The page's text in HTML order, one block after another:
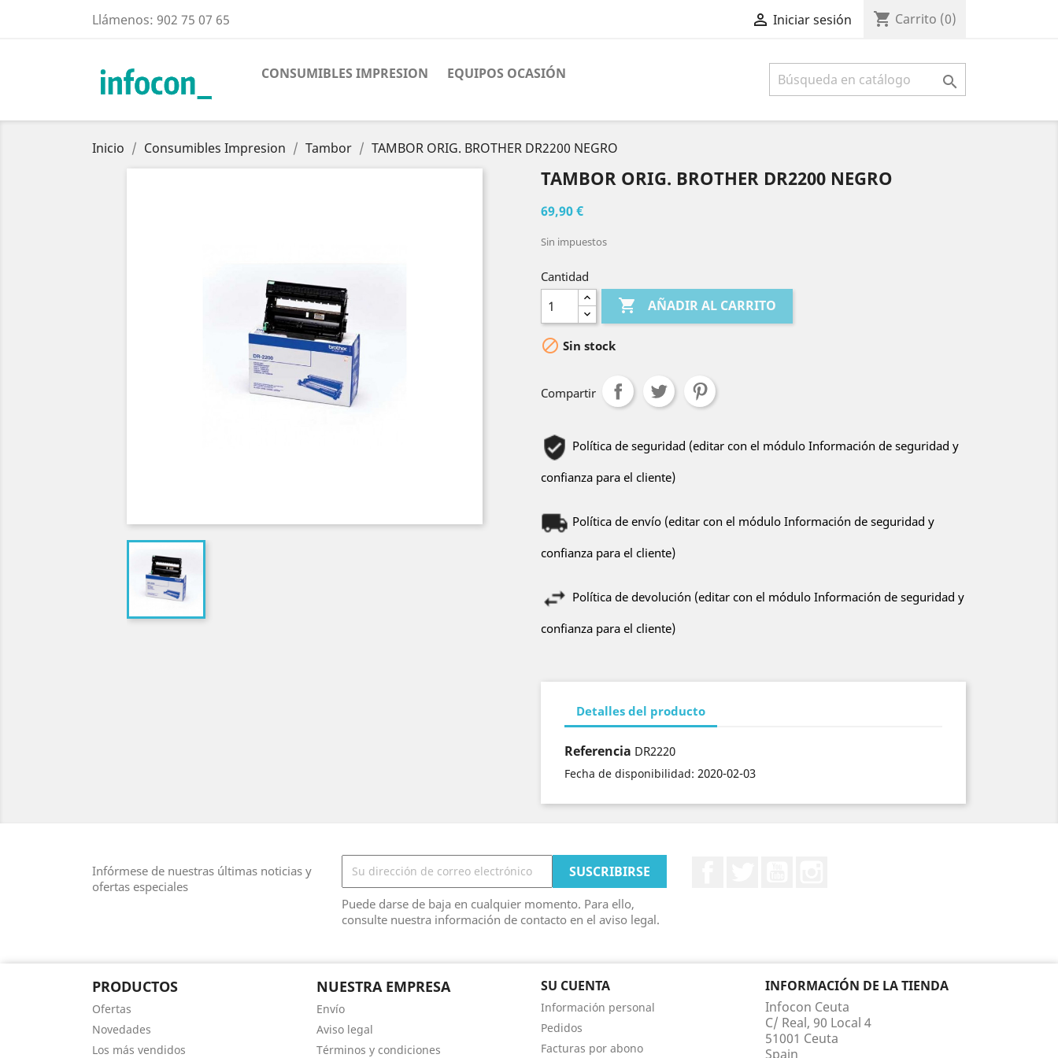
Llámenos: 902 75 07 65  Iniciar sesión shopping_cart Carrito (0)
CONSUMIBLES IMPRESION EQUIPOS OCASIÓN 
Inicio Consumibles Impresion Tambor TAMBOR ORIG. BROTHER DR2200 NEGRO
TAMBOR ORIG. BROTHER DR2200 NEGRO
69,90 €
Sin impuestos
Cantidad
 AÑADIR AL CARRITO
 Sin stock
Compartir
Política de seguridad (editar con el módulo Información de seguridad y
confianza para el cliente)
Política de envío (editar con el módulo Información de seguridad y
confianza para el cliente)
Política de devolución (editar con el módulo Información de seguridad y
confianza para el cliente)
Detalles del producto
Referencia DR2220
Fecha de disponibilidad: 2020-02-03
Infórmese de nuestras últimas noticias y
ofertas especiales
Puede darse de baja en cualquier momento. Para ello,
consulte nuestra información de contacto en el aviso legal.
PRODUCTOS
Ofertas
Novedades
Los más vendidos
NUESTRA EMPRESA
Envío
Aviso legal
Términos y condiciones
SU CUENTA
Información personal
Pedidos
Facturas por abono
INFORMACIÓN DE LA TIENDA
Infocon Ceuta
C/ Real, 90 Local 4
51001 Ceuta
Spain